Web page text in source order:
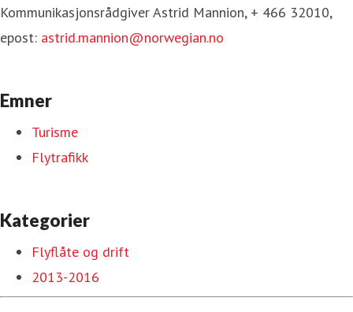
Kommunikasjonsrådgiver Astrid Mannion, + 466 32010,
epost: astrid.mannion@norwegian.no
Emner
Turisme
Flytrafikk
Kategorier
Flyflåte og drift
2013-2016